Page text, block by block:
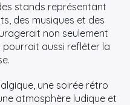
stands représentant
des musiques et des
non seulement
pourrait aussi refléter la
une soirée rétro
atmosphère ludique et